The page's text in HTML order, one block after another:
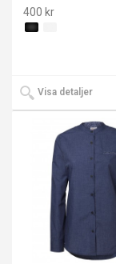
400 kr
Visa detaljer